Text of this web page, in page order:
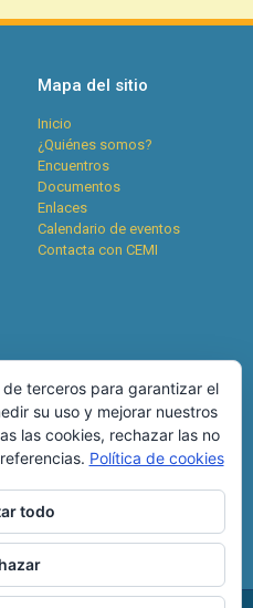
Mapa del sitio
Inicio
¿Quiénes somos?
Encuentros
Documentos
Enlaces
Calendario de eventos
Contacta con CEMI
RSS
Boletín CEMI n°134, abril
2026 28 de abril de 2026
Boletín CEMI nº133,
diciembre de 2025
terceros para garantizar el
su uso y mejorar nuestros
las cookies, rechazar las no
Política de cookies
todo